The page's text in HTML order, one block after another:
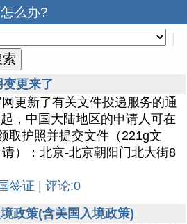
么办?
更来了
更新了有关文件投递服务的通
，中国大陆地区的申请人可在
取护照并提交文件（221g文
）：北京-北京朝阳门北大街8
签证
评论:0
政策(含美国入境政策)